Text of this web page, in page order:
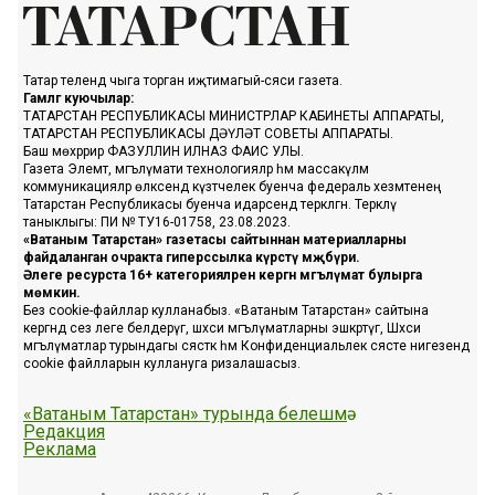
Татар телендә чыга торган иҗтимагый-сәяси газета.
Гамәлгә куючылар:
ТАТАРСТАН РЕСПУБЛИКАСЫ МИНИСТРЛАР КАБИНЕТЫ АППАРАТЫ,
ТАТАРСТАН РЕСПУБЛИКАСЫ ДӘҮЛӘТ СОВЕТЫ АППАРАТЫ.
Баш мөхәррир ФАЗУЛЛИН ИЛНАЗ ФАИС УЛЫ.
Газета Элемтә, мәгълүмати технологияләр һәм массакүләм
коммуникацияләр өлкәсендә күзәтчелек буенча федераль хезмәтенең
Татарстан Республикасы буенча идарәсендә теркәлгән. Теркәлү
таныклыгы: ПИ № ТУ16-01758, 23.08.2023.
«Ватаным Татарстан» газетасы сайтыннан материалларны
файдаланган очракта гиперссылка күрсәтү мәҗбүри.
Әлеге ресурста 16+ категорияләренә кергән мәгълүмат булырга
мөмкин.
Без cookie-файллар кулланабыз. «Ватаным Татарстан» сайтына
кергәндә сез әлеге белдерүгә, шәхси мәгълүматларны эшкәртүгә, Шәхси
мәгълүматлар турындагы сәясәткә һәм Конфиденциальлек сәясәте нигезендә
cookie файлларын куллануга ризалашасыз.
«Ватаным Татарстан» турында белешмә
Редакция
Реклама